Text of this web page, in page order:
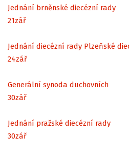
Jednání brněnské diecézní rady
21zář
Jednání diecézní rady Plzeňské
24zář
Generální synoda duchovních
30zář
Jednání pražské diecézní rady
30zář